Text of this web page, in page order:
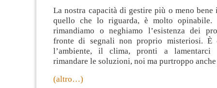
La nostra capacità di gestire più o meno
quello che lo riguarda, è molto opinabile.
rimandiamo o neghiamo l’esistenza dei
fronte di segnali non proprio misteriosi. È
l’ambiente, il clima, pronti a lamentarci
rimandare le soluzioni, noi ma purtroppo
(altro…)